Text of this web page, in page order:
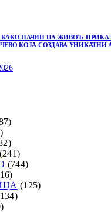
КАКО НАЧИН НА ЖИВОТ:
КОЈА СОЗДАВА УНИКАТНИ
(744)
(125)